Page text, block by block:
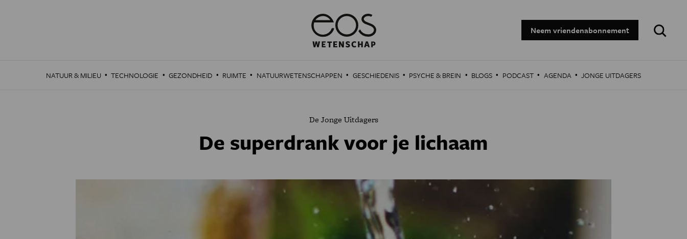
Neem vriendenabonnement
Zoeken:
NATUUR & MILIEU · TECHNOLOGIE · GEZONDHEID · RUIMTE · NATUURWETENSCHAPPEN · GESCHIEDENIS · PSYCHE & BREIN · BLOGS · PODCAST · AGENDA · JONGE UITDAGERS
De Jonge Uitdagers
De superdrank voor je lichaam